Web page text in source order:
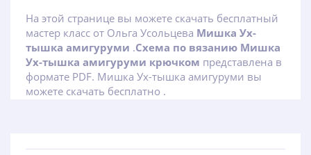
На этой странице вы можете скачать бесплатный
мастер класс от Ольга Усольцева Мишка Ух-
тышка амигуруми .Схема по вязанию Мишка
Ух-тышка амигуруми крючком представлена в
формате PDF. Мишка Ух-тышка амигуруми вы
можете скачать бесплатно .